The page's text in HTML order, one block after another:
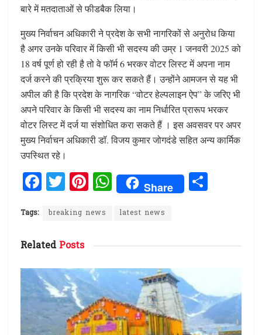
बारे में मतदाताओं से फीडबैक लिया।
मुख्य निर्वाचन अधिकारी ने प्रदेश के सभी नागरिकों से अनुरोध किया
है अगर उनके परिवार में किसी भी सदस्य की उम्र 1 जनवरी 2025 को
18 वर्ष पूर्ण हो रही है तो वे फॉर्म 6 भरकर वोटर लिस्ट में अपना नाम
दर्ज करने की प्रक्रिया शुरू कर सकते हैं। उन्होंने आमजन से यह भी
अपील की है कि प्रदेश के नागरिक “वोटर हेल्पलाइन ऐप” के जरिए भी
अपने परिवार के किसी भी सदस्य का नाम निर्धारित प्रारूप भरकर
वोटर लिस्ट में दर्ज या संशोधित करा सकते हैं । इस अवसवर पर अपर
मुख्य निर्वाचन अधिकारी डॉ. विजय कुमार जोगदंडे सहित अन्य कार्मिक
उपस्थित रहे।
F
a
ce
b
o
o
k
T
w
it
te
r
Pi
n
te
W
h
at
p
p
Share
Tags: breaking news latest news
RelatedPosts